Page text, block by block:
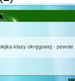
klasy okręgowej - pewnie